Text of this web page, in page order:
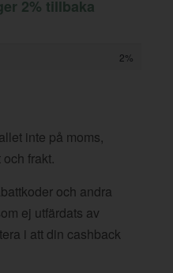
2% tillbaka
2%
inte på moms,
frakt.
och andra
ej utfärdats av
i att din cashback